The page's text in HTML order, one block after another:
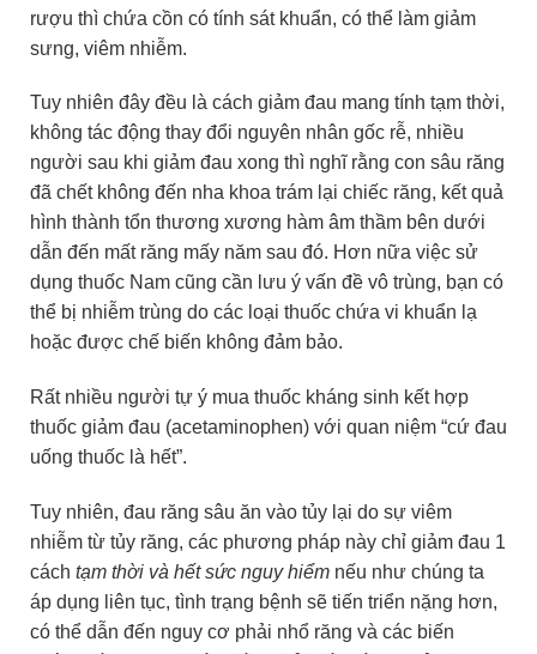
rượu thì chứa cồn có tính sát khuẩn, có thể làm giảm
sưng, viêm nhiễm.
Tuy nhiên đây đều là cách giảm đau mang tính tạm thời,
không tác động thay đổi nguyên nhân gốc rễ, nhiều
người sau khi giảm đau xong thì nghĩ rằng con sâu răng
đã chết không đến nha khoa trám lại chiếc răng, kết quả
hình thành tổn thương xương hàm âm thầm bên dưới
dẫn đến mất răng mấy năm sau đó. Hơn nữa việc sử
dụng thuốc Nam cũng cần lưu ý vấn đề vô trùng, bạn có
thể bị nhiễm trùng do các loại thuốc chứa vi khuẩn lạ
hoặc được chế biến không đảm bảo.
Rất nhiều người tự ý mua thuốc kháng sinh kết hợp
thuốc giảm đau (acetaminophen) với quan niệm “cứ đau
uống thuốc là hết”.
Tuy nhiên, đau răng sâu ăn vào tủy lại do sự viêm
nhiễm từ tủy răng, các phương pháp này chỉ giảm đau 1
cách tạm thời và hết sức nguy hiểm nếu như chúng ta
áp dụng liên tục, tình trạng bệnh sẽ tiến triển nặng hơn,
có thể dẫn đến nguy cơ phải nhổ răng và các biến